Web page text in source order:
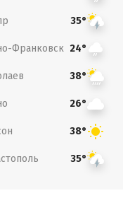
35°
Франковск 24°
38°
26°
38°
35°